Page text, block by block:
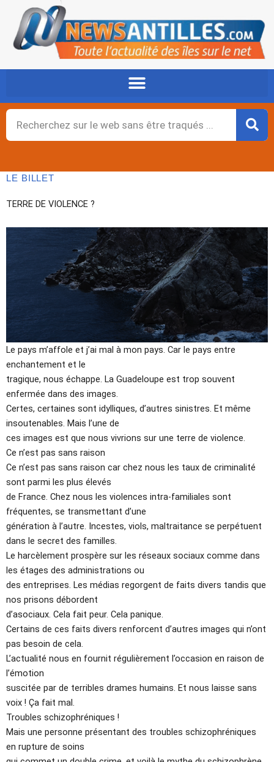
contenu
Rechercher
LE BILLET
TERRE DE VIOLENCE ?
Le pays m’affole et j’ai mal à mon pays. Car le pays entre
enchantement et le
tragique, nous échappe. La Guadeloupe est trop souvent
enfermée dans des images.
Certes, certaines sont idylliques, d’autres sinistres. Et même
insoutenables. Mais l’une de
ces images est que nous vivrions sur une terre de violence.
Ce n’est pas sans raison
Ce n’est pas sans raison car chez nous les taux de criminalité
sont parmi les plus élevés
de France. Chez nous les violences intra-familiales sont
fréquentes, se transmettant d’une
génération à l’autre. Incestes, viols, maltraitance se perpétuent
dans le secret des familles.
Le harcèlement prospère sur les réseaux sociaux comme dans
les étages des administrations ou
des entreprises. Les médias regorgent de faits divers tandis que
nos prisons débordent
d’asociaux. Cela fait peur. Cela panique.
Certains de ces faits divers renforcent d’autres images qui n’ont
pas besoin de cela.
L’actualité nous en fournit régulièrement l’occasion en raison de
l’émotion
suscitée par de terribles drames humains. Et nous laisse sans
voix ! Ça fait mal.
Troubles schizophréniques !
Mais une personne présentant des troubles schizophréniques
en rupture de soins